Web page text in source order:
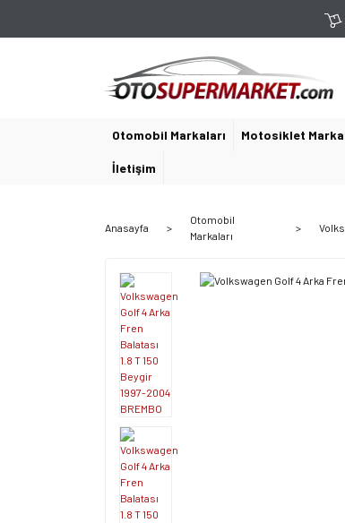
Otomobil Markaları Motosiklet
İletişim
Anasayfa
Otomobil
Markaları